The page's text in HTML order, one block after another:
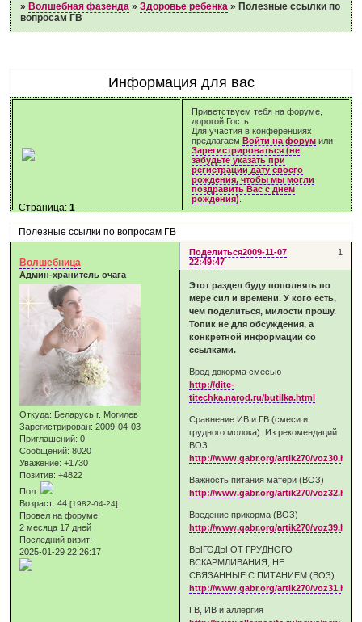
» Волшебная фазенда »Здоровье ребенка » Полезные ссылки по
вопросам ГВ
Информация для вас
Приветствуем тебя на форуме,
дорогой Гость.
Для участия в конференциях
предлагаемВойти на форум или
Зарегистрироваться (не
забудьте указать при
регистрации дату своего
рождения, чтобы мы могли
поздравить Вас с днем
рождения)
Полезные ссылки по вопросам ГВ
Страница:1
Поделиться 1
2009-11-07
22:49:47
Волшебница
Админ-хранитель очага
Откуда: Беларусь г. Могилев
Зарегистрирован: 2009-04-03
Приглашений: 0
Сообщений: 8020
Уважение: +1730
Позитив: +4822
Пол:
Возраст: 44[1982-04-24]
Провел на форуме:
2 месяца 17 дней
Последний визит:
2025-01-29 22:26:17
Этот раздел буду пополнять по
мере сил и времени. У кого есть,
чем поделиться, милости прошу.
Топик не для обсуждения, а
конкретной информации со
ссылками.
Вред докорма смесью
http://dite-
titechka.narod.ru/butilka.html
Сравнение ИВ и ГВ (смеси и
грудного молока). Из рекомендаций
ВОЗ
http://www.gabr.org/artik270/voz30.htm
Важность питания матери (ВОЗ)
http://www.gabr.org/artik270/voz32.htm
Введение прикорма (ВОЗ)
http://www.gabr.org/artik270/voz39.htm
ВЫГОДЫ ОТ ГРУДНОГО
ВСКАРМЛИВАНИЯ, НЕ
СВЯЗАННЫЕ С ПИТАНИЕМ (ВОЗ)
http://www.gabr.org/artik270/voz31.htm
ГВ, ИВ и аллергия